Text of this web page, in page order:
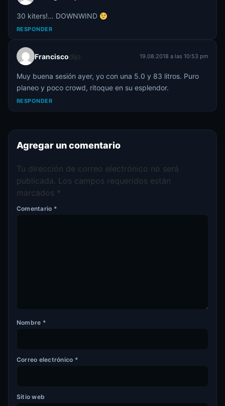
30 kiters!… DOWNWIND
RESPONDER
Franciscodijo: 19.08.2018 a las 10:53 pm
Muy buena sesión ayer, yo con una 5.0 y 83 litros. Puro
planeo y poco crowd, ritoque en su esplendor.
RESPONDER
Agregar un comentario
Tu dirección de correo electrónico no será
publicada. Los campos requeridos están
marcados *
Comentario *
Nombre *
Correo electrónico *
Sitio web